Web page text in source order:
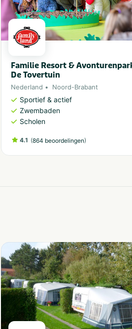
Familie Resort &
De Tovertuin
Nederland Noord-Brabant
Sportief & actief
Zwembaden
Scholen
4.1 (864 beoordelingen)